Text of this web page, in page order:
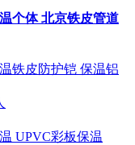
个体 北京铁皮管道
铁皮防护铠 保温铝
UPVC彩板保温